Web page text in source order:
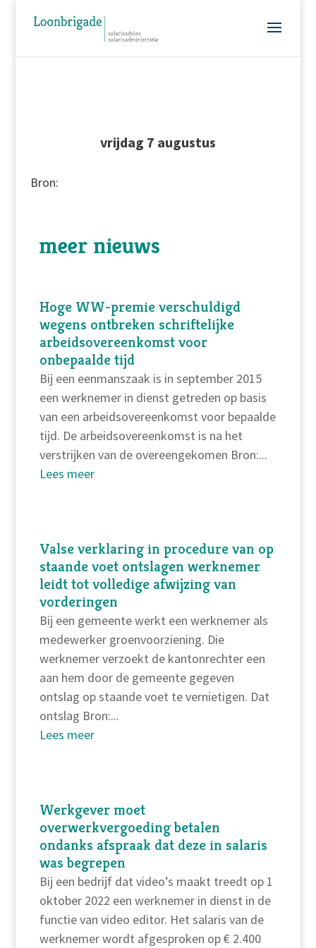
vrijdag 7 augustus
Bron:
meer nieuws
Hoge WW-premie verschuldigd
wegens ontbreken schriftelijke
arbeidsovereenkomst voor
onbepaalde tijd
Bij een eenmanszaak is in september 2015
een werknemer in dienst getreden op basis
van een arbeidsovereenkomst voor bepaalde
tijd. De arbeidsovereenkomst is na het
verstrijken van de overeengekomen Bron:...
Lees meer
Valse verklaring in procedure van op
staande voet ontslagen werknemer
leidt tot volledige afwijzing van
vorderingen
Bij een gemeente werkt een werknemer als
medewerker groenvoorziening. Die
werknemer verzoekt de kantonrechter een
aan hem door de gemeente gegeven
ontslag op staande voet te vernietigen. Dat
ontslag Bron:...
Lees meer
Werkgever moet
overwerkvergoeding betalen
ondanks afspraak dat deze in salaris
was begrepen
Bij een bedrijf dat video’s maakt treedt op 1
oktober 2022 een werknemer in dienst in de
functie van video editor. Het salaris van de
werknemer wordt afgesproken op € 2.400